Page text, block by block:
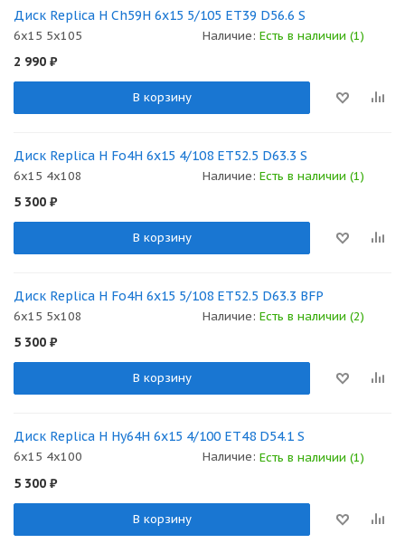
Диск Replica H Ch59H 6x15 5/105 ET39 D56.6 S
6x15 5x105 Наличие: Есть в наличии (1)
2 990 ₽
В корзину
Диск Replica H Fo4H 6x15 4/108 ET52.5 D63.3 S
6x15 4x108 Наличие: Есть в наличии (1)
5 300 ₽
В корзину
Диск Replica H Fo4H 6x15 5/108 ET52.5 D63.3 BFP
6x15 5x108 Наличие: Есть в наличии (2)
5 300 ₽
В корзину
Диск Replica H Hy64H 6x15 4/100 ET48 D54.1 S
6x15 4x100 Наличие: Есть в наличии (1)
5 300 ₽
В корзину